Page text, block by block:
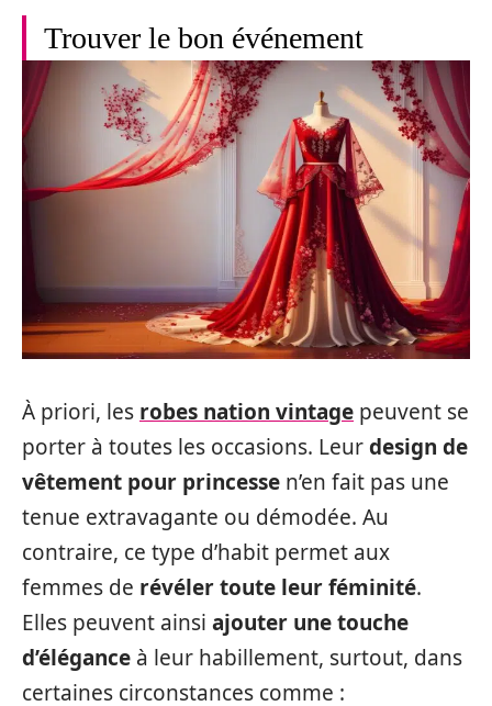
Trouver le bon événement
À priori, les robes nation vintage peuvent se
porter à toutes les occasions. Leurdesign de
vêtement pour princesse n’en fait pas une
tenue extravagante ou démodée. Au
contraire, ce type d’habit permet aux
femmes de révéler toute leur féminité.
Elles peuvent ainsi ajouter une touche
d’élégance à leur habillement, surtout, dans
certaines circonstances comme :